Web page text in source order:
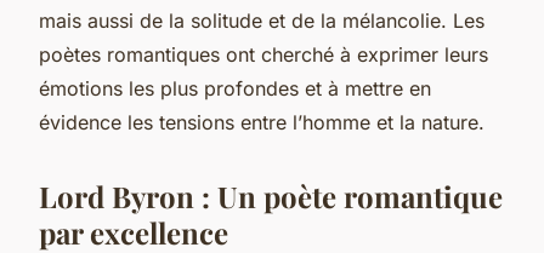
mais aussi de la solitude et de la mélancolie. Les
poètes romantiques ont cherché à exprimer leurs
émotions les plus profondes et à mettre en
évidence les tensions entre l’homme et la nature.
Lord Byron : Un poète romantique
par excellence